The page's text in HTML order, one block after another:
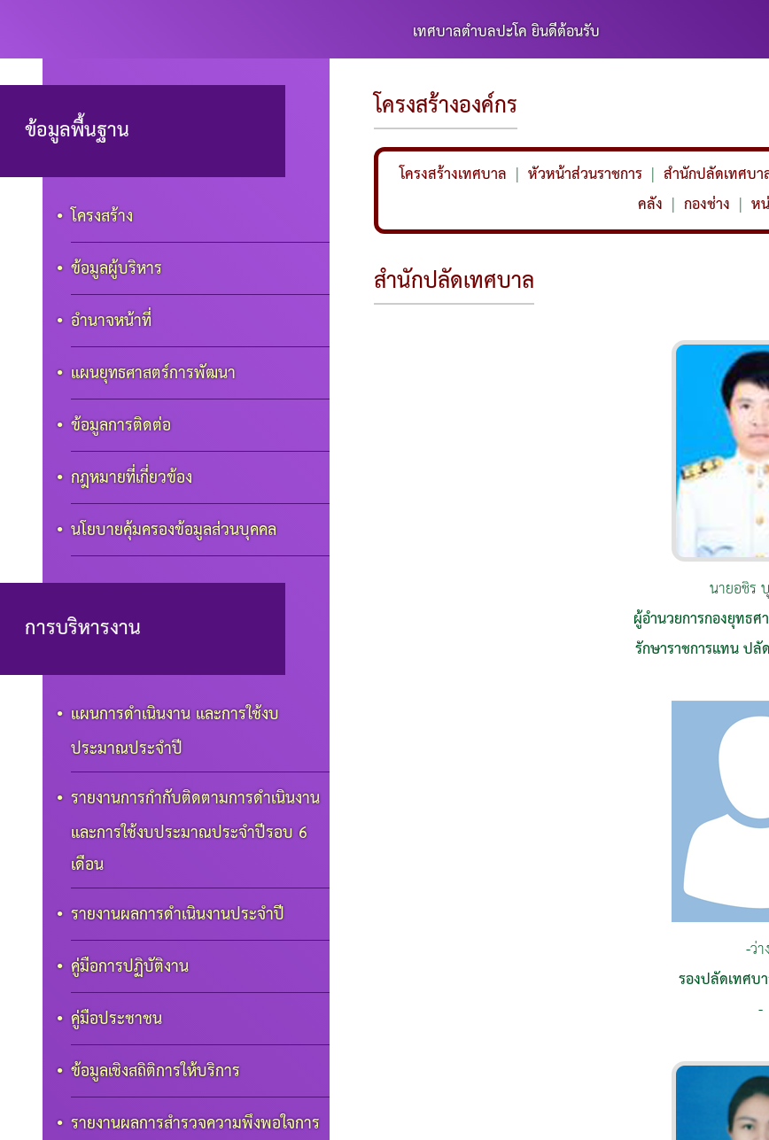
เทศบาลตำบลปะโค ยินดีต้อนรับ
ข้อมูลพื้นฐาน
โครงสร้าง
ข้อมูลผู้บริหาร
อำนาจหน้าที่
แผนยุทธศาสตร์การพัฒนา
ข้อมูลการติดต่อ
กฎหมายที่เกี่ยวข้อง
นโยบายคุ้มครองข้อมูลส่วนบุคคล
การบริหารงาน
แผนการดำเนินงาน และการใช้งบ
ประมาณประจำปี
รายงานการกำกับติดตามการดำเนินงาน
และการใช้งบประมาณประจำปีรอบ 6
เดือน
รายงานผลการดำเนินงานประจำปี
คู่มือการปฏิบัติงาน
คู่มือประชาชน
ข้อมูลเชิงสถิติการให้บริการ
รายงานผลการสำรวจความพึงพอใจการ
โครงสร้างองค์กร
โครงสร้างเทศบาล | หัวหน้าส่วนราชการ | สำนักปลัดเทศบา
คลัง | กองช่าง | ห
สำนักปลัดเทศบาล
นายอชิร
ผู้อำนวยการกองยุทธ
รักษาราชการแทน ป
-ว่
รองปลัดเทศบ
-